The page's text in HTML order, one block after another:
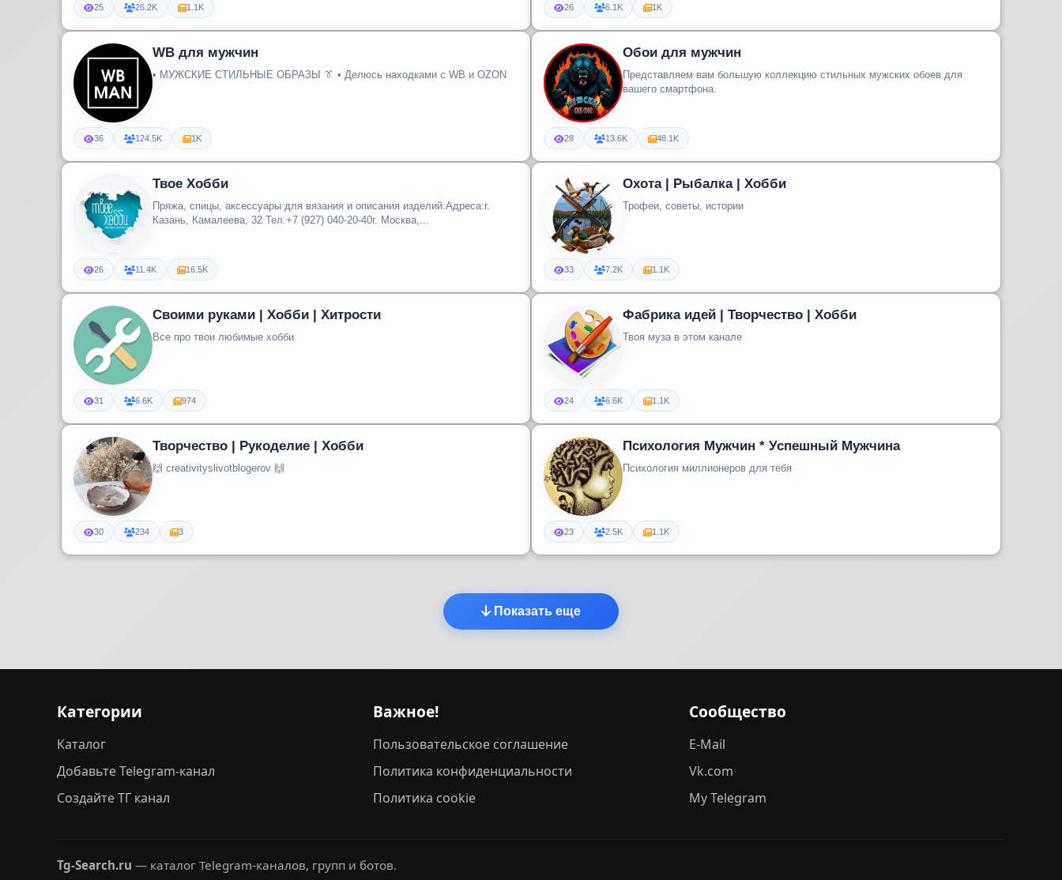
25 26.2K 1.1K 26 6.1K 1K
WB для мужчин
• МУЖСКИЕ СТИЛЬНЫЕ ОБРАЗЫ 👔 • Делюсь находками с WB и OZON
36 124.5K 1K
Обои для мужчин
Представляем вам большую коллекцию стильных мужских обоев для
вашего смартфона.
28 13.6K 48.1K
Твое Хобби
Пряжа, спицы, аксессуары для вязания и описания изделий.Адреса:г.
Казань, Камалеева, 32 Тел.+7 (927) 040-20-40г. Москва,...
26 11.4K 16.5K
Охота | Рыбалка | Хобби
Трофеи, советы, истории
33 7.2K 1.1K
Своими руками | Хобби | Хитрости
Все про твои любимые хобби
31 6.6K 974
Фабрика идей | Творчество | Хобби
Твоя муза в этом канале
24 6.6K 1.1K
Творчество | Рукоделие | Хобби
🙌 creativityslivotblogerov 🙌
30 234 3
Психология Мужчин * Успешный Мужчина
Психология миллионеров для тебя
23 2.5K 1.1K
Показать еще
Категории
Каталог
Добавьте Telegram-канал
Создайте ТГ канал
Важное!
Пользовательское соглашение
Политика конфиденциальности
Политика cookie
Сообщество
E-Mail
Vk.com
My Telegram
Tg-Search.ru — каталог Telegram-каналов, групп и ботов.